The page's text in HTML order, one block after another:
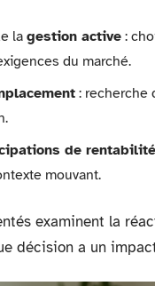
la gestion active :
du marché.
: recherche
de rentabilité
mouvant.
examinent la
décision a un